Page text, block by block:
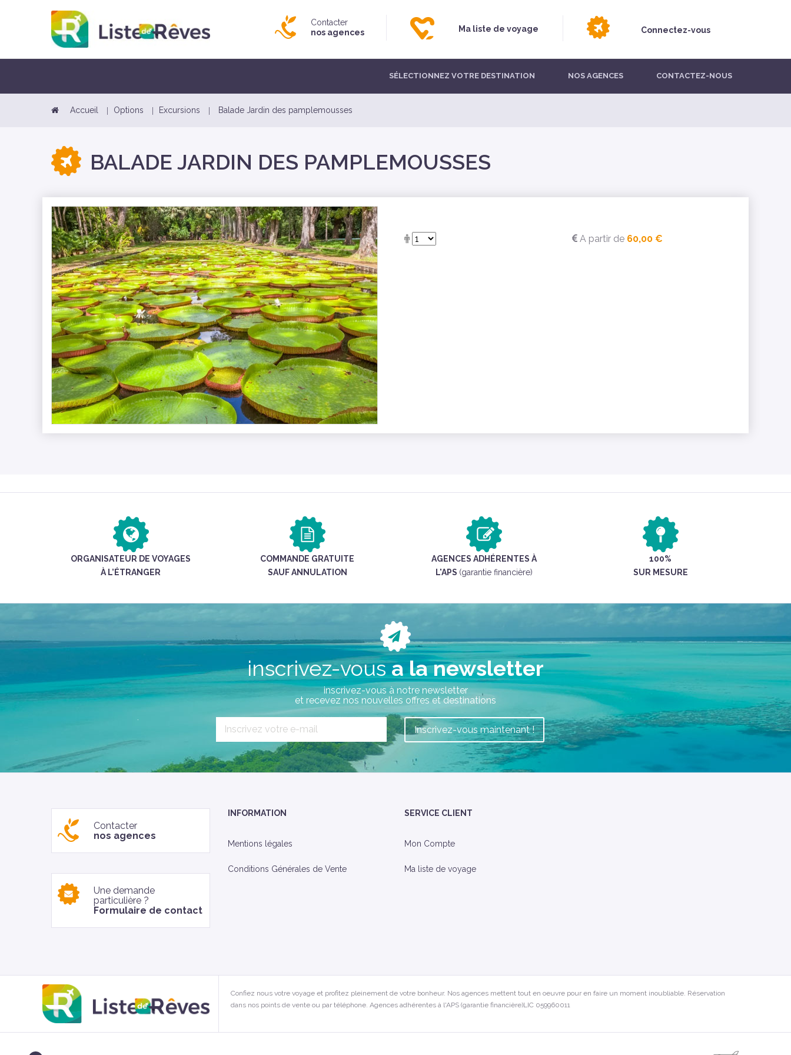
Contacter
nos agences
Ma liste de voyage Connectez-vous
SÉLECTIONNEZ VOTRE DESTINATION NOS AGENCES CONTACTEZ-NOUS
Accueil Options Excursions Balade Jardin des pamplemousses
BALADE JARDIN DES PAMPLEMOUSSES
A partir de 60,00 €
ORGANISATEUR DE VOYAGES
À L’ÉTRANGER
COMMANDE GRATUITE
SAUF ANNULATION
AGENCES ADHÉRENTES À
L'APS (garantie financière)
100%
SUR MESURE
inscrivez-vousa la newsletter
inscrivez-vous à notre newsletter
et recevez nos nouvelles offres et destinations
`
Inscrivez-vous maintenant !
Contacter
nos agences
Une demande
particulière ?
Formulaire de contact
INFORMATION
Mentions légales
Conditions Générales de Vente
SERVICE CLIENT
Mon Compte
Ma liste de voyage
Confiez nous votre voyage et profitez pleinement de votre bonheur. Nos agences mettent tout en oeuvre pour en faire un moment inoubliable. Réservation
dans nos points de vente ou par téléphone. Agences adhérentes à l'APS (garantie financière)LIC 059960011